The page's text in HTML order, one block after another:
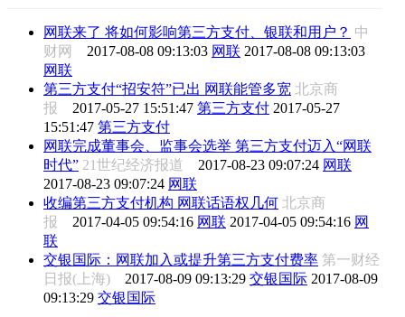
网联来了 将如何影响第三方支付、银联和用户？ 中
财网 2017-08-08 09:13:03 网联 2017-08-08 09:13:03
网联
第三方支付“招安符”已出 网联能管多宽 北京商
报 2017-05-27 15:51:47 第三方支付 2017-05-27
15:51:47 第三方支付
网联完成董事会、监事会选举 第三方支付迈入“网联
时代” 21世纪经济报道 2017-08-23 09:07:24 网联
2017-08-23 09:07:24 网联
收编第三方支付机构 网联话语权几何 北京商
报 2017-04-05 09:54:16 网联 2017-04-05 09:54:16 网
联
交银国际：网联加入或提升第三方支付费率 第一财经
日报(上海) 2017-08-09 09:13:29 交银国际 2017-08-09
09:13:29 交银国际